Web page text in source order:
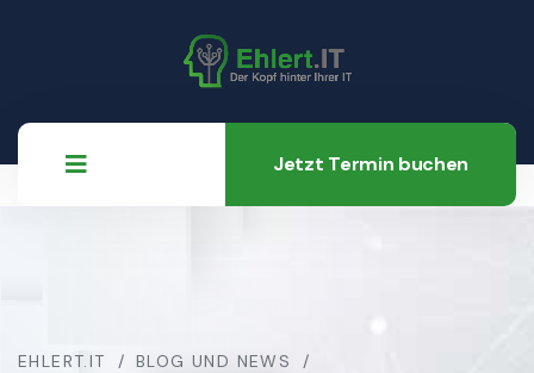
Jetzt Termin buchen
EHLERT.IT
BLOG UND NEWS